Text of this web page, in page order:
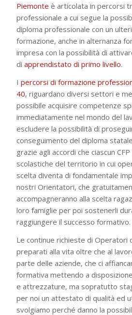
Piemonte è articolata in percorsi
professionale a cui segue la
diploma professionale con un
formazione, anche in alternanza
impresa con la possibilità di
di apprendistato di primo livello.
I percorsi di formazione
40, riguardano diversi settori e
possibile acquisire competenze
immediatamente nel mondo del
escludere la possibilità di
conseguimento del diploma
grazie agli accordi che ciascun
scolastiche del territorio in cui
scelta diventa di fondamentale
nostri Orientatori, che
accompagneranno alla scelta
loro famiglie per poi sostenerli
raggiungere il successo formativo.
Le continue richieste di Operatori
preparati alla vita oltre che al
parte delle aziende, che ci
formativa mettendo a
e attrezzature, ma sopratutto
per noi un attestato di qualità ed
svolgiamo perché danno la